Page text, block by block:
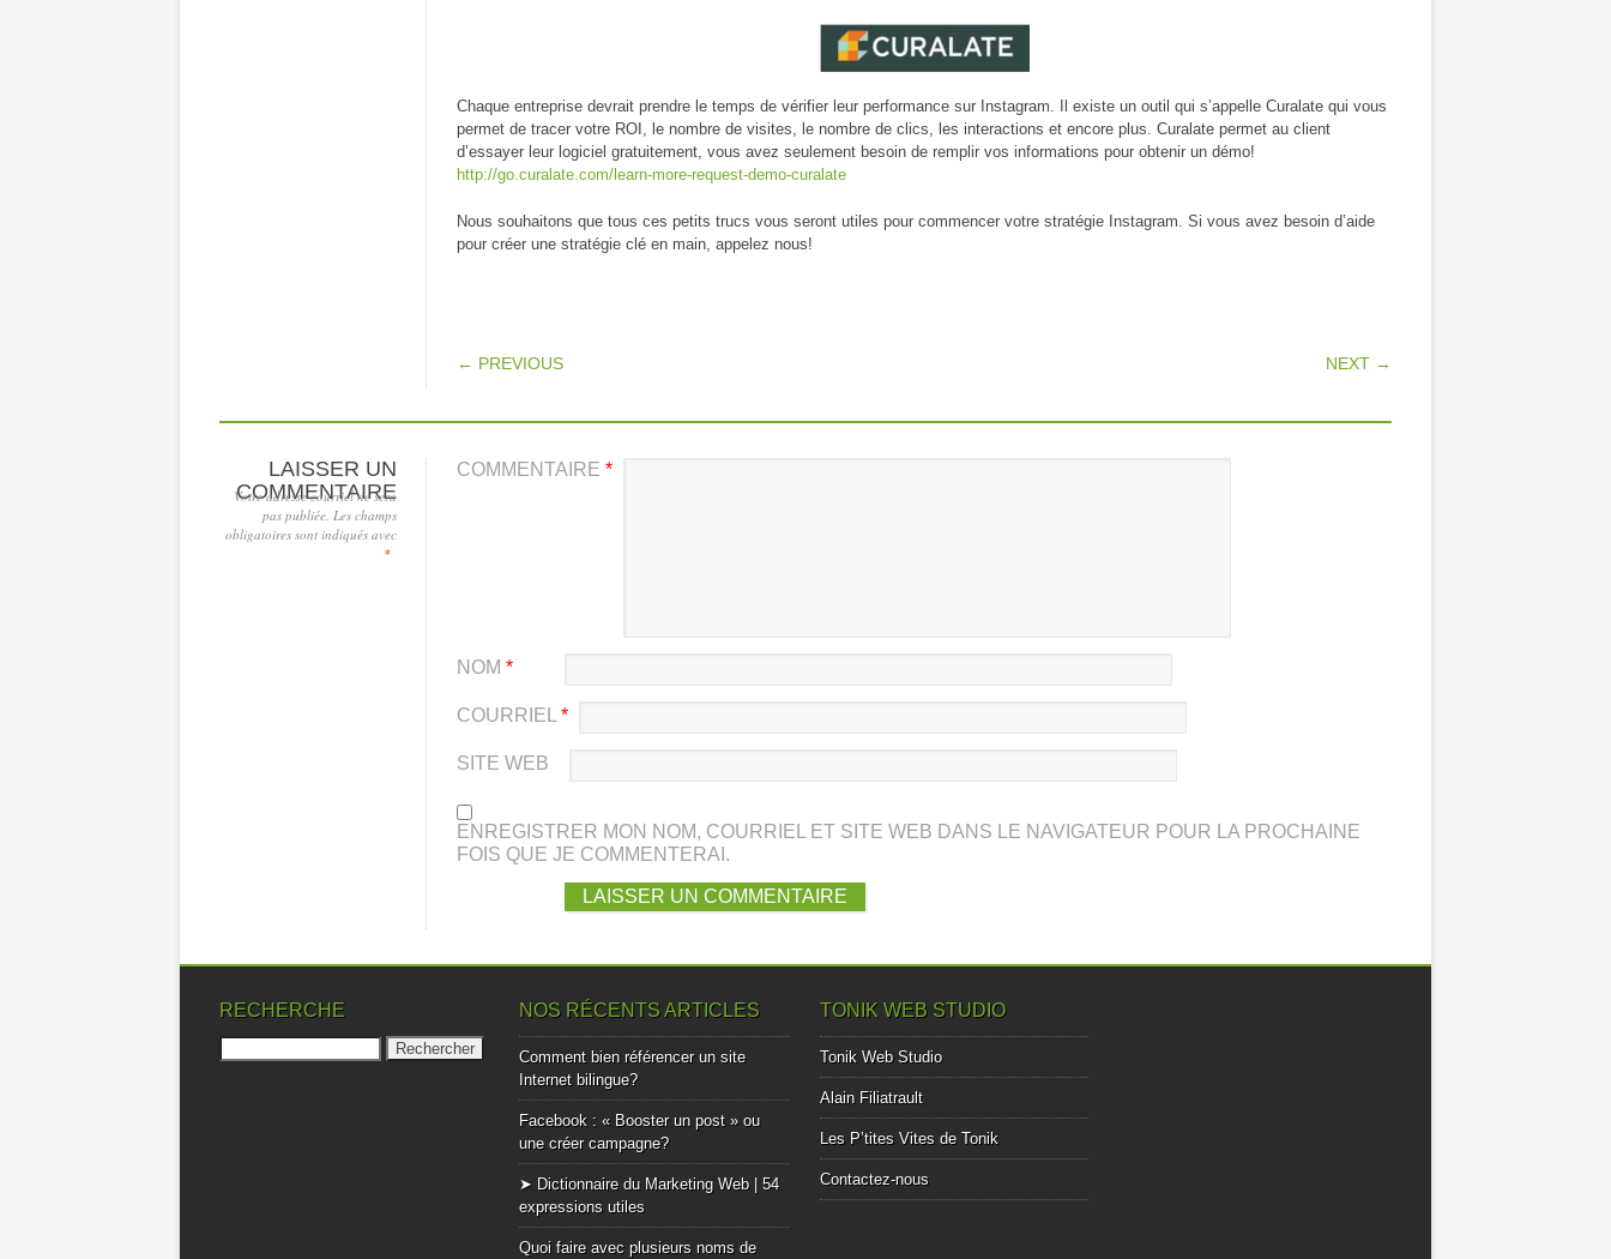
Chaque entreprise devrait prendre le temps de vérifier leur performance sur Instagram. Il existe un outil qui s’appelle Curalate qui vous
permet de tracer votre ROI, le nombre de visites, le nombre de clics, les interactions et encore plus. Curalate permet au client
d’essayer leur logiciel gratuitement, vous avez seulement besoin de remplir vos informations pour obtenir un démo!
http://go.curalate.com/learn-more-request-demo-curalate
Nous souhaitons que tous ces petits trucs vous seront utiles pour commencer votre stratégie Instagram. Si vous avez besoin d’aide
pour créer une stratégie clé en main, appelez nous!
POST NAVIGATION
← PREVIOUS NEXT →
LAISSER UN
COMMENTAIRE
Votre adresse courriel ne sera
pas publiée. Les champs
obligatoires sont indiqués avec
*
COMMENTAIRE *
NOM *
COURRIEL *
SITE WEB
ENREGISTRER MON NOM, COURRIEL ET SITE WEB DANS LE NAVIGATEUR POUR LA PROCHAINE
FOIS QUE JE COMMENTERAI.
RECHERCHE NOS RÉCENTS ARTICLES
Comment bien référencer un site
Internet bilingue?
Facebook : « Booster un post » ou
une créer campagne?
➤ Dictionnaire du Marketing Web | 54
expressions utiles
Quoi faire avec plusieurs noms de
TONIK WEB STUDIO
Tonik Web Studio
Alain Filiatrault
Les P’tites Vites de Tonik
Contactez-nous